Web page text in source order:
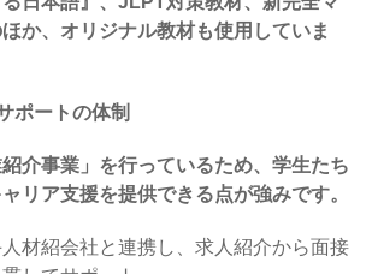
か、オリジナル教材も使用していま
ポートの体制
介事業」を行っているため、学生たち
リア支援を提供できる点が強みです。
人材紹会社と連携し、求人紹介から面接